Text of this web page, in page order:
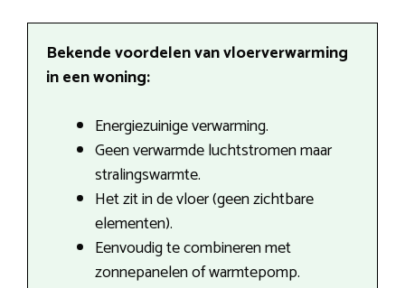
Bekende voordelen van vloerverwarming
in een woning:
Energiezuinige verwarming.
Geen verwarmde luchtstromen maar
stralingswarmte.
Het zit in de vloer (geen zichtbare
elementen).
Eenvoudig te combineren met
zonnepanelen of warmtepomp.